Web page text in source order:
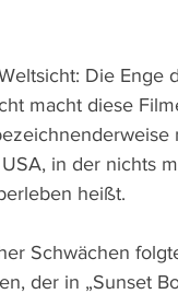
Die Enge
macht diese
in der nichts
heißt.
Schwächen
der in „Sunset